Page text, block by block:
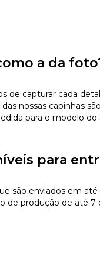
a da
de capturar cada
nossas capinhas
para o modelo do
para
são enviados em
de produção de até 7